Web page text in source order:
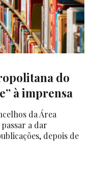
do
à imprensa
da Área
a dar
depois de